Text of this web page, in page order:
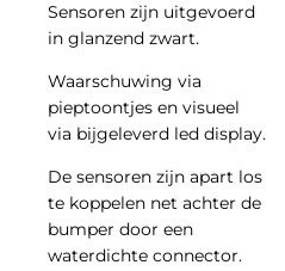
Sensoren zijn uitgevoerd
in glanzend zwart.
Waarschuwing via
pieptoontjes en visueel
via bijgeleverd led display.
De sensoren zijn apart los
te koppelen net achter de
bumper door een
waterdichte connector.